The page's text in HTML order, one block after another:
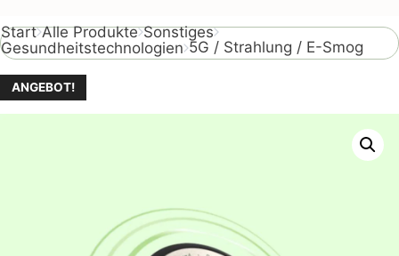
Start Alle Produkte Sonstiges
Gesundheitstechnologien 5G / Strahlung / E-Smog
ANGEBOT!